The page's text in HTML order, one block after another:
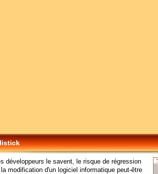
développeurs le savent, le risque de régression
la modification d'un logiciel informatique peut-être